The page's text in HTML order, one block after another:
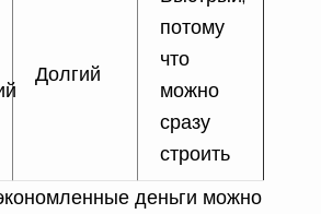
Долгий
потому
что
можно
сразу
строить
деньги можно